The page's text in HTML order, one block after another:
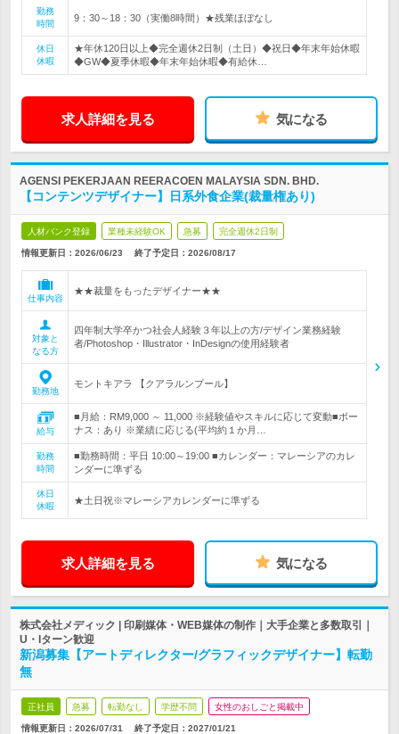
勤務
時間
9：30～18：30（実働8時間）★残業ほぼなし
休日
休暇
★年休120日以上◆完全週休2日制（土日）◆祝日◆年末年始休暇
◆GW◆夏季休暇◆年末年始休暇◆有給休…
求人詳細を見る 気になる
AGENSI PEKERJAAN REERACOEN MALAYSIA SDN. BHD.
【コンテンツデザイナー】日系外食企業(裁量権あり)
人材バンク登録 業種未経験OK 急募 完全週休2日制
情報更新日：2026/06/23 終了予定日： 2026/08/17
仕事内容
★★裁量をもったデザイナー★★
対象と
なる方
四年制大学卒かつ社会人経験３年以上の方/デザイン業務経験
者/Photoshop・Illustrator・InDesignの使用経験者
勤務地
モントキアラ 【クアラルンプール】
給与
■月給：RM9,000 ～ 11,000 ※経験値やスキルに応じて変動■ボー
ナス：あり ※業績に応じる(平均約１か月…
勤務
時間
■勤務時間：平日 10:00～19:00 ■カレンダー：マレーシアのカレ
ンダーに準ずる
休日
休暇
★土日祝※マレーシアカレンダーに準ずる
求人詳細を見る 気になる
株式会社メディック | 印刷媒体・WEB媒体の制作｜大手企業と多数取引｜
U・Iターン歓迎
新潟募集【アートディレクター/グラフィックデザイナー】転勤
無
正社員 急募 転勤なし 学歴不問 女性のおしごと掲載中
情報更新日：2026/07/31 終了予定日： 2027/01/21